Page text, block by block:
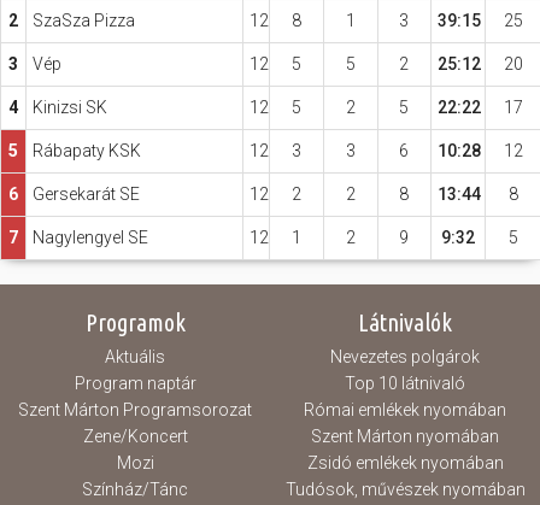
2 SzaSza Pizza 12 8 1 3 39:15 25
3 Vép 12 5 5 2 25:12 20
4 Kinizsi SK 12 5 2 5 22:22 17
5 Rábapaty KSK 12 3 3 6 10:28 12
6 Gersekarát SE 12 2 2 8 13:44 8
7 Nagylengyel SE 12 1 2 9 9:32 5
Programok
Aktuális
Program naptár
Szent Márton Programsorozat
Zene/Koncert
Mozi
Színház/Tánc
Látnivalók
Nevezetes polgárok
Top 10 látnivaló
Római emlékek nyomában
Szent Márton nyomában
Zsidó emlékek nyomában
Tudósok, művészek nyomában